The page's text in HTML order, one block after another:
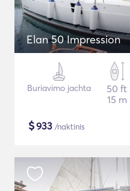
Elan 50 Impression
Buriavimo jachta
50 ft
15 m
$933 /naktinis